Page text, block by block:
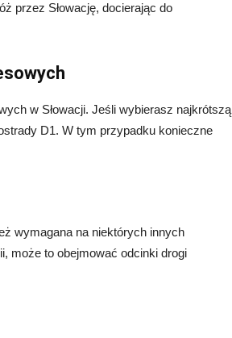
przez Słowację, docierając do
w Słowacji. Jeśli wybierasz najkrótszą
D1. W tym przypadku konieczne
wymagana na niektórych innych
może to obejmować odcinki drogi